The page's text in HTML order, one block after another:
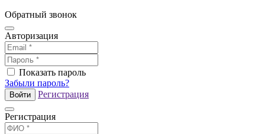
Обратный звонок
Авторизация
Показать пароль
Забыли пароль?
Войти Регистрация
Регистрация